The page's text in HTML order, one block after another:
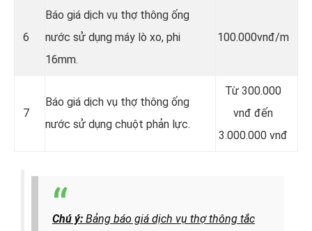
6
Báo giá dịch vụ thợ thông ống
nước sử dụng máy lò xo, phi
16mm.
100.000vnđ/m
7
Báo giá dịch vụ thợ thông ống
nước sử dụng chuột phản lực.
Từ 300.000
vnđ đến
3.000.000 vnđ
Chú ý: Bảng báo giá dịch vụ thợ thông tắc